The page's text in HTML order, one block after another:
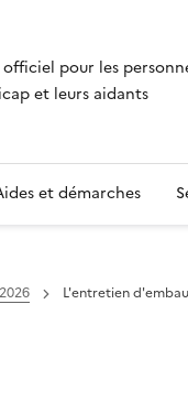
pour les
et leurs aidants
et démarches
L'entretien